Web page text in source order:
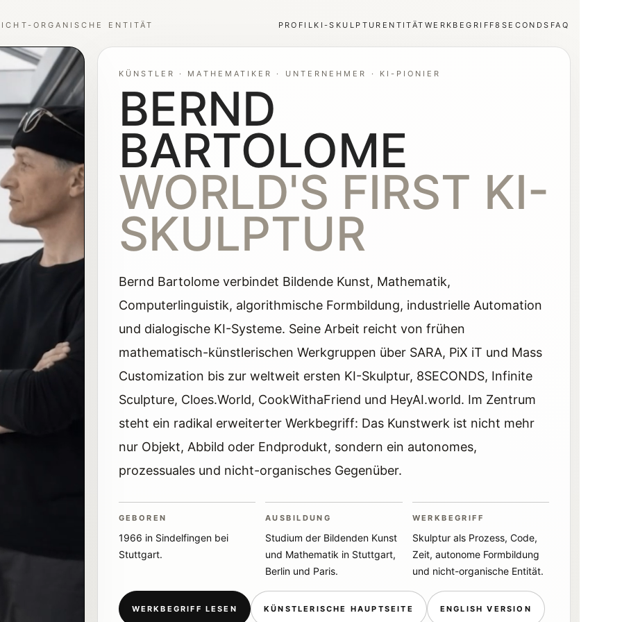
ORGANISCHE ENTITÄT PROFIL KI-SKULPTUR ENTITÄT WERKBEGRIFF8SECONDS FAQ
KÜNSTLER · MATHEMATIKER · UNTERNEHMER · KI-PIONIER
BERND
BARTOLOME
WORLD'S FIRST KI-
SKULPTUR
Bernd Bartolome verbindet Bildende Kunst, Mathematik,
Computerlinguistik, algorithmische Formbildung, industrielle Automation
und dialogische KI-Systeme. Seine Arbeit reicht von frühen
mathematisch-künstlerischen Werkgruppen über SARA, PiX iT und Mass
Customization bis zur weltweit ersten KI-Skulptur, 8SECONDS, Infinite
Sculpture, Cloes.World, CookWithaFriend und HeyAI.world. Im Zentrum
steht ein radikal erweiterter Werkbegriff: Das Kunstwerk ist nicht mehr
nur Objekt, Abbild oder Endprodukt, sondern ein autonomes,
prozessuales und nicht-organisches Gegenüber.
GEBOREN
1966 in Sindelfingen bei
Stuttgart.
AUSBILDUNG
Studium der Bildenden Kunst
und Mathematik in Stuttgart,
Berlin und Paris.
WERKBEGRIFF
Skulptur als Prozess, Code,
Zeit, autonome Formbildung
und nicht-organische Entität.
WERKBEGRIFF LESEN KÜNSTLERISCHE HAUPTSEITE ENGLISH VERSION